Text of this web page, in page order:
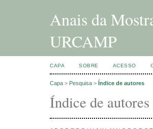
Anais da
URCAMP
CAPA SOBRE ACESSO
Capa > Pesquisa > Índice de autores
Índice de autores